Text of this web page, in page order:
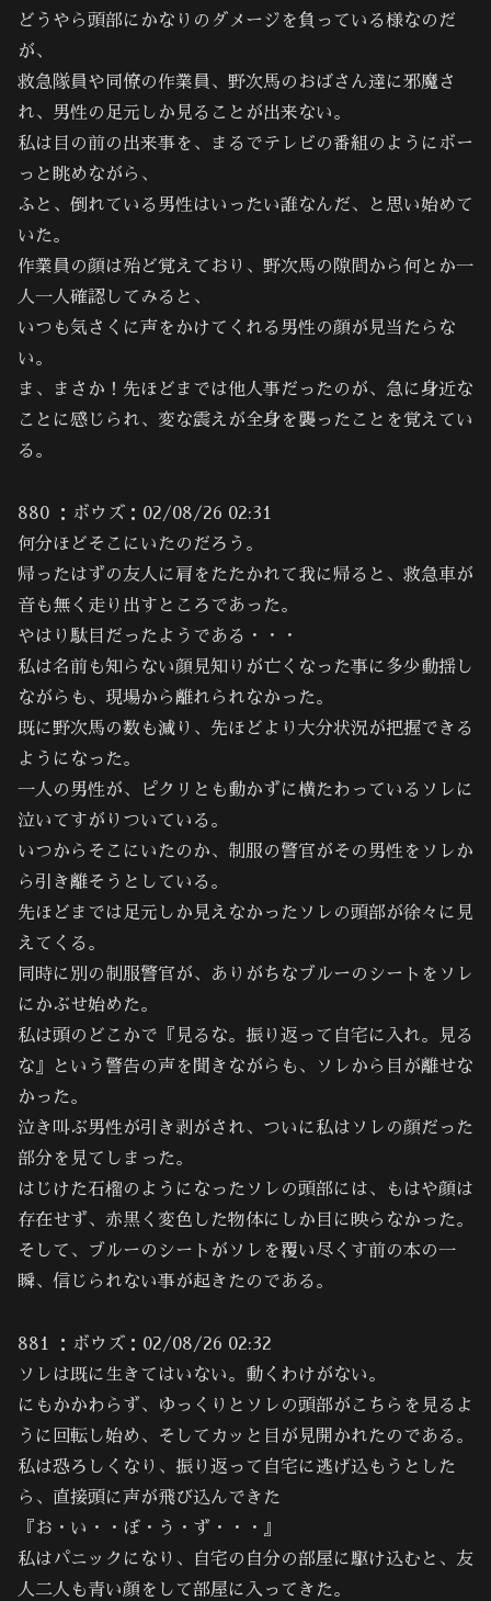
どうやら頭部にかなりのダメージを負っている様なのだ
が、
救急隊員や同僚の作業員、野次馬のおばさん達に邪魔さ
れ、男性の足元しか見ることが出来ない。
私は目の前の出来事を、まるでテレビの番組のようにボー
っと眺めながら、
ふと、倒れている男性はいったい誰なんだ、と思い始めて
いた。
作業員の顔は殆ど覚えており、野次馬の隙間から何とか一
人一人確認してみると、
いつも気さくに声をかけてくれる男性の顔が見当たらな
い。
ま、まさか！先ほどまでは他人事だったのが、急に身近な
ことに感じられ、変な震えが全身を襲ったことを覚えてい
る。
880 ：ボウズ：02/08/26 02:31
何分ほどそこにいたのだろう。
帰ったはずの友人に肩をたたかれて我に帰ると、救急車が
音も無く走り出すところであった。
やはり駄目だったようである・・・
私は名前も知らない顔見知りが亡くなった事に多少動揺し
ながらも、現場から離れられなかった。
既に野次馬の数も減り、先ほどより大分状況が把握できる
ようになった。
一人の男性が、ピクリとも動かずに横たわっているソレに
泣いてすがりついている。
いつからそこにいたのか、制服の警官がその男性をソレか
ら引き離そうとしている。
先ほどまでは足元しか見えなかったソレの頭部が徐々に見
えてくる。
同時に別の制服警官が、ありがちなブルーのシートをソレ
にかぶせ始めた。
私は頭のどこかで『見るな。振り返って自宅に入れ。見る
な』という警告の声を聞きながらも、ソレから目が離せな
かった。
泣き叫ぶ男性が引き剥がされ、ついに私はソレの顔だった
部分を見てしまった。
はじけた石榴のようになったソレの頭部には、もはや顔は
存在せず、赤黒く変色した物体にしか目に映らなかった。
そして、ブルーのシートがソレを覆い尽くす前の本の一
瞬、信じられない事が起きたのである。
881 ：ボウズ：02/08/26 02:32
ソレは既に生きてはいない。動くわけがない。
にもかかわらず、ゆっくりとソレの頭部がこちらを見るよ
うに回転し始め、そしてカッと目が見開かれたのである。
私は恐ろしくなり、振り返って自宅に逃げ込もうとした
ら、直接頭に声が飛び込んできた
『お・い・・ぼ・う・ず・・・』
私はパニックになり、自宅の自分の部屋に駆け込むと、友
人二人も青い顔をして部屋に入ってきた。